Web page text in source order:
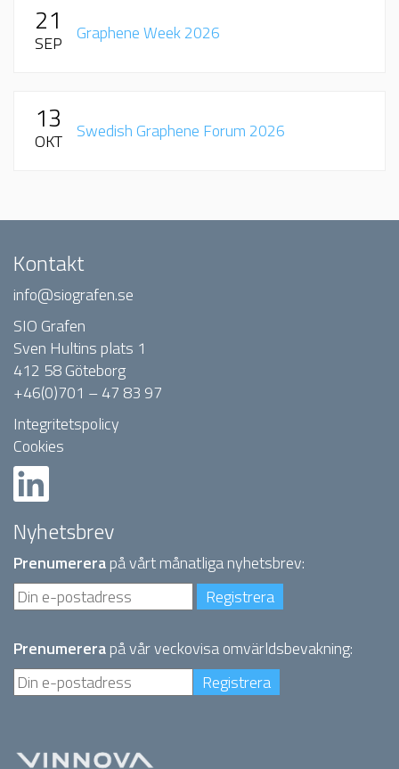
21
SEP Graphene Week 2026
13
OKT Swedish Graphene Forum 2026
Kontakt
info@siografen.se
SIO Grafen
Sven Hultins plats 1
412 58 Göteborg
+46(0)701 – 47 83 97
Integritetspolicy
Cookies
Nyhetsbrev
Prenumererapå vårt månatliga nyhetsbrev:
Prenumererapå vår veckovisa omvärldsbevakning: